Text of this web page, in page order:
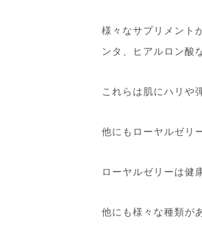
様々なサプリメント
ンタ、ヒアルロン酸
これらは肌にハリや
他にもローヤルゼリ
ローヤルゼリーは健
他にも様々な種類が